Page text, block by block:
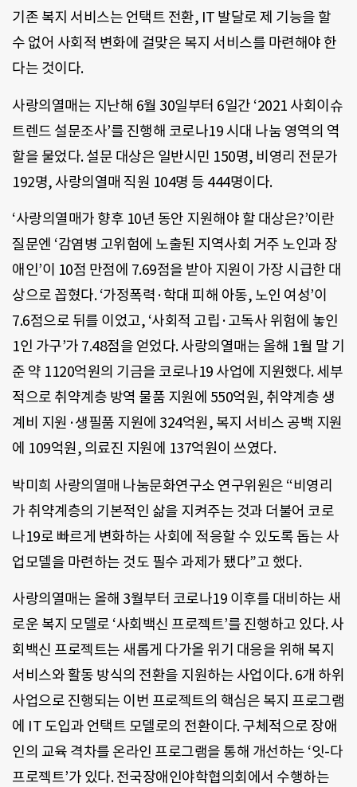
기존 복지 서비스는 언택트 전환, IT 발달로 제 기능을 할
수 없어 사회적 변화에 걸맞은 복지 서비스를 마련해야 한
다는 것이다.
사랑의열매는 지난해 6월 30일부터 6일간 ‘2021 사회이슈
트렌드 설문조사’를 진행해 코로나19 시대 나눔 영역의 역
할을 물었다. 설문 대상은 일반시민 150명, 비영리 전문가
192명, 사랑의열매 직원 104명 등 444명이다.
‘사랑의열매가 향후 10년 동안 지원해야 할 대상은?’이란
질문엔 ‘감염병 고위험에 노출된 지역사회 거주 노인과 장
애인’이 10점 만점에 7.69점을 받아 지원이 가장 시급한 대
상으로 꼽혔다. ‘가정폭력·학대 피해 아동, 노인 여성’이
7.6점으로 뒤를 이었고, ‘사회적 고립·고독사 위험에 놓인
1인 가구’가 7.48점을 얻었다. 사랑의열매는 올해 1월 말 기
준 약 1120억원의 기금을 코로나19 사업에 지원했다. 세부
적으로 취약계층 방역 물품 지원에 550억원, 취약계층 생
계비 지원·생필품 지원에 324억원, 복지 서비스 공백 지원
에 109억원, 의료진 지원에 137억원이 쓰였다.
박미희 사랑의열매 나눔문화연구소 연구위원은 “비영리
가 취약계층의 기본적인 삶을 지켜주는 것과 더불어 코로
나19로 빠르게 변화하는 사회에 적응할 수 있도록 돕는 사
업모델을 마련하는 것도 필수 과제가 됐다”고 했다.
사랑의열매는 올해 3월부터 코로나19 이후를 대비하는 새
로운 복지 모델로 ‘사회백신 프로젝트’를 진행하고 있다. 사
회백신 프로젝트는 새롭게 다가올 위기 대응을 위해 복지
서비스와 활동 방식의 전환을 지원하는 사업이다. 6개 하위
사업으로 진행되는 이번 프로젝트의 핵심은 복지 프로그램
에 IT 도입과 언택트 모델로의 전환이다. 구체적으로 장애
인의 교육 격차를 온라인 프로그램을 통해 개선하는 ‘잇-다
프로젝트’가 있다. 전국장애인야학협의회에서 수행하는